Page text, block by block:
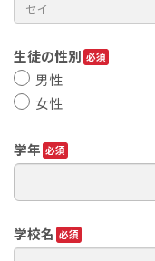
生徒の性別
男性
女性
学年
学校名